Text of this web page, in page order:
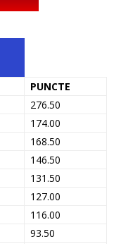
PUNCTE
276.50
174.00
168.50
146.50
131.50
127.00
116.00
93.50